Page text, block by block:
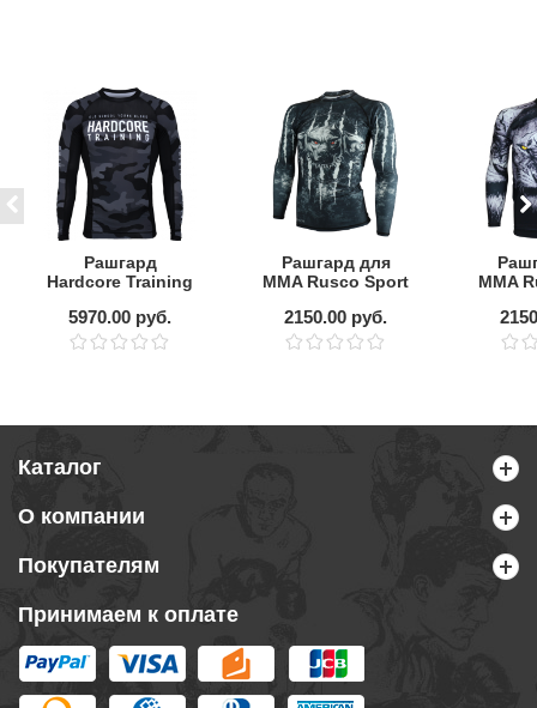
Рашгард
Hardcore Training
5970.00 руб.
Рашгард для
MMA Rusco Sport
детский
2150.00 руб.
MMA
Каталог
О компании
Покупателям
Принимаем к оплате